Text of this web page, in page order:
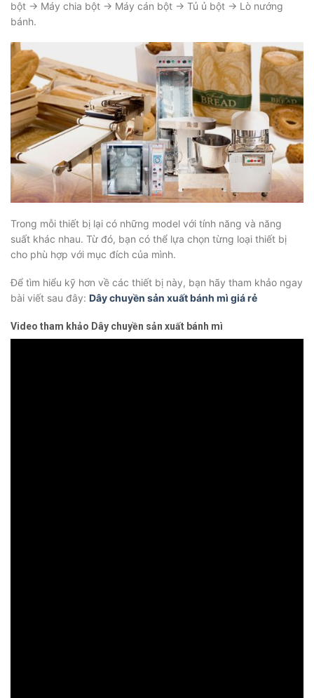
bột → Máy chia bột → Máy cán bột → Tủ ủ bột → Lò nướng
bánh.
Trong mỗi thiết bị lại có những model với tính năng và năng
suất khác nhau. Từ đó, bạn có thể lựa chọn từng loại thiết bị
cho phù hợp với mục đích của mình.
Để tìm hiểu kỹ hơn về các thiết bị này, bạn hãy tham khảo ngay
bài viết sau đây: Dây chuyền sản xuất bánh mì giá rẻ
Video tham khảo Dây chuyền sản xuất bánh mì